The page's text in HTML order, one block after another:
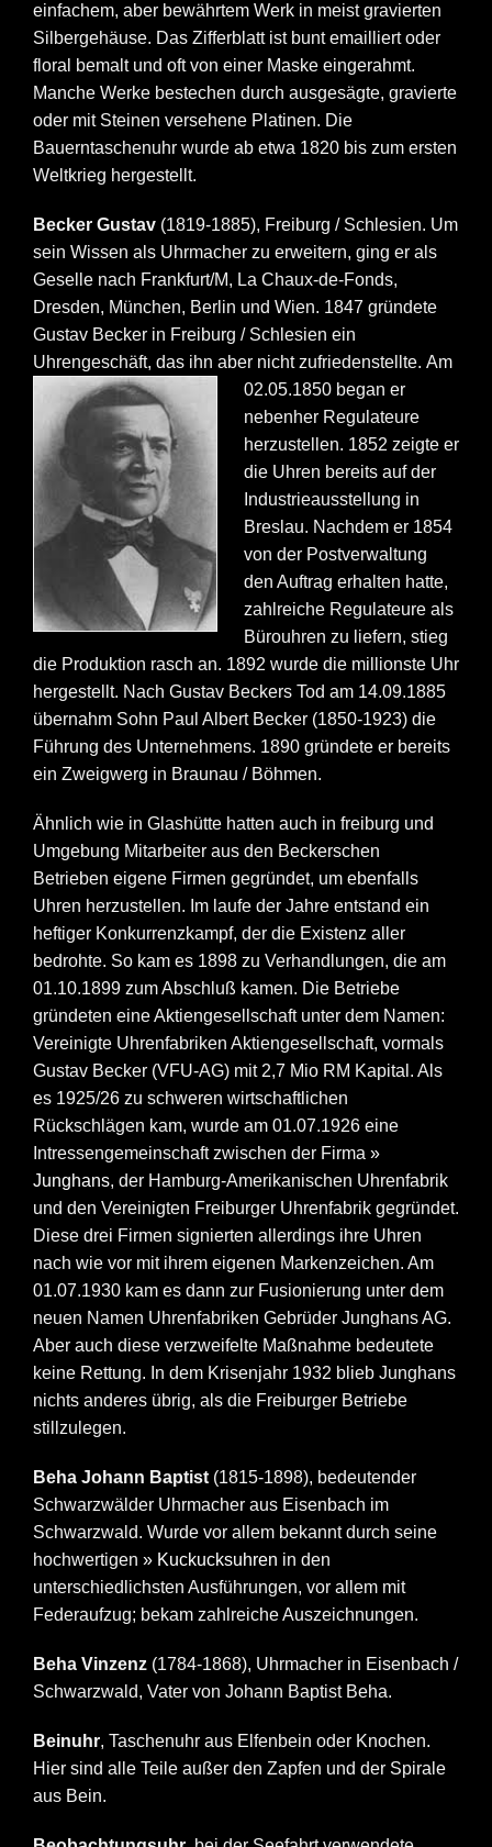
einfachem, aber bewährtem Werk in meist gravierten
Silbergehäuse. Das Zifferblatt ist bunt emailliert oder
floral bemalt und oft von einer Maske eingerahmt.
Manche Werke bestechen durch ausgesägte, gravierte
oder mit Steinen versehene Platinen. Die
Bauerntaschenuhr wurde ab etwa 1820 bis zum ersten
Weltkrieg hergestellt.
Becker Gustav (1819-1885), Freiburg / Schlesien. Um
sein Wissen als Uhrmacher zu erweitern, ging er als
Geselle nach Frankfurt/M, La Chaux-de-Fonds,
Dresden, München, Berlin und Wien. 1847 gründete
Gustav Becker in Freiburg / Schlesien ein
Uhrengeschäft, das ihn aber nicht zufriedenstellte. Am
02.05.1850 began er
nebenher Regulateure
herzustellen. 1852 zeigte er
die Uhren bereits auf der
Industrieausstellung in
Breslau. Nachdem er 1854
von der Postverwaltung
den Auftrag erhalten hatte,
zahlreiche Regulateure als
Bürouhren zu liefern, stieg
die Produktion rasch an. 1892 wurde die millionste Uhr
hergestellt. Nach Gustav Beckers Tod am 14.09.1885
übernahm Sohn Paul Albert Becker (1850-1923) die
Führung des Unternehmens. 1890 gründete er bereits
ein Zweigwerg in Braunau / Böhmen.
Ähnlich wie in Glashütte hatten auch in freiburg und
Umgebung Mitarbeiter aus den Beckerschen
Betrieben eigene Firmen gegründet, um ebenfalls
Uhren herzustellen. Im laufe der Jahre entstand ein
heftiger Konkurrenzkampf, der die Existenz aller
bedrohte. So kam es 1898 zu Verhandlungen, die am
01.10.1899 zum Abschluß kamen. Die Betriebe
gründeten eine Aktiengesellschaft unter dem Namen:
Vereinigte Uhrenfabriken Aktiengesellschaft, vormals
Gustav Becker (VFU-AG) mit 2,7 Mio RM Kapital. Als
es 1925/26 zu schweren wirtschaftlichen
Rückschlägen kam, wurde am 01.07.1926 eine
Intressengemeinschaft zwischen der Firma »
Junghans, der Hamburg-Amerikanischen Uhrenfabrik
und den Vereinigten Freiburger Uhrenfabrik gegründet.
Diese drei Firmen signierten allerdings ihre Uhren
nach wie vor mit ihrem eigenen Markenzeichen. Am
01.07.1930 kam es dann zur Fusionierung unter dem
neuen Namen Uhrenfabriken Gebrüder Junghans AG.
Aber auch diese verzweifelte Maßnahme bedeutete
keine Rettung. In dem Krisenjahr 1932 blieb Junghans
nichts anderes übrig, als die Freiburger Betriebe
stillzulegen.
Beha Johann Baptist (1815-1898), bedeutender
Schwarzwälder Uhrmacher aus Eisenbach im
Schwarzwald. Wurde vor allem bekannt durch seine
hochwertigen » Kuckucksuhren in den
unterschiedlichsten Ausführungen, vor allem mit
Federaufzug; bekam zahlreiche Auszeichnungen.
Beha Vinzenz (1784-1868), Uhrmacher in Eisenbach /
Schwarzwald, Vater von Johann Baptist Beha.
Beinuhr, Taschenuhr aus Elfenbein oder Knochen.
Hier sind alle Teile außer den Zapfen und der Spirale
aus Bein.